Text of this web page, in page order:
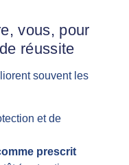
vous, pour
réussite
souvent les
et de
prescrit